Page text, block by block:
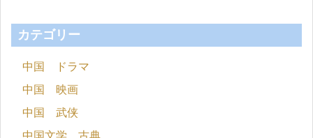
カテゴリー
中国 ドラマ
中国 映画
中国 武侠